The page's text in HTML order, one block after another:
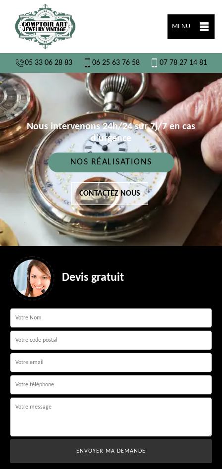
MENU
05 33 06 28 83 06 25 63 76 58 07 78 27 14 81
Nous intervenons 24h/24 sur 7j/7 en cas
d'urgence
NOS RÉALISATIONS
CONTACTEZ NOUS
Devis gratuit